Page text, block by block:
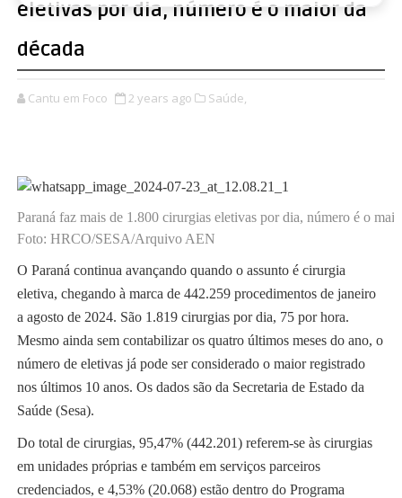
eletivas por dia, número é o maior da
década
Cantu em Foco 2 years ago Saúde,
Paraná faz mais de 1.800 cirurgias eletivas por dia, número é o
Foto: HRCO/SESA/Arquivo AEN
O Paraná continua avançando quando o assunto é cirurgia
eletiva, chegando à marca de 442.259 procedimentos de janeiro
a agosto de 2024. São 1.819 cirurgias por dia, 75 por hora.
Mesmo ainda sem contabilizar os quatro últimos meses do ano, o
número de eletivas já pode ser considerado o maior registrado
nos últimos 10 anos. Os dados são da Secretaria de Estado da
Saúde (Sesa).
Do total de cirurgias, 95,47% (442.201) referem-se às cirurgias
em unidades próprias e também em serviços parceiros
credenciados, e 4,53% (20.068) estão dentro do Programa